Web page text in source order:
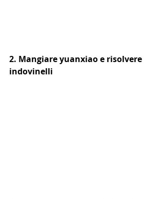
2. Mangiare yuanxiao e risolvere
indovinelli